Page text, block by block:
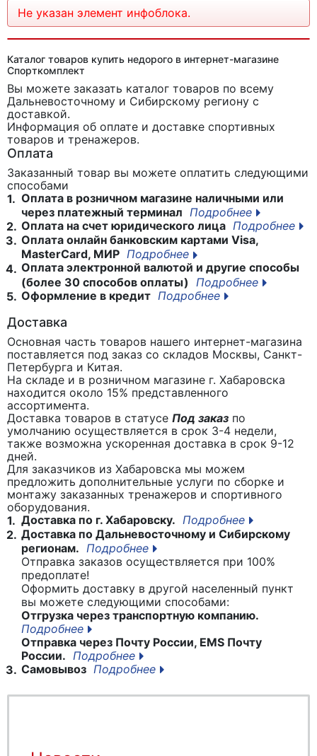
Не указан элемент инфоблока.
Каталог товаров купить недорого в интернет-магазине
Спорткомплект
Вы можете заказать каталог товаров по всему
Дальневосточному и Сибирскому региону с
доставкой.
Информация об оплате и доставке спортивных
товаров и тренажеров.
Оплата
Заказанный товар вы можете оплатить следующими
способами
1. Оплата в розничном магазине наличными или
через платежный терминал Подробнее
2. Оплата на счет юридического лица Подробнее
3. Оплата онлайн банковским картами Visa,
MasterCard, МИР Подробнее
4. Оплата электронной валютой и другие способы
(более 30 способов оплаты)
Подробнее
5. Оформление в кредит Подробнее
Доставка
Основная часть товаров нашего интернет-магазина
поставляется под заказ со складов Москвы, Санкт-
Петербурга и Китая.
На складе и в розничном магазине г. Хабаровска
находится около 15% представленного
ассортимента.
Доставка товаров в статусе Под заказ по
умолчанию осуществляется в срок 3-4 недели,
также возможна ускоренная доставка в срок 9-12
дней.
Для заказчиков из Хабаровска мы можем
предложить дополнительные услуги по сборке и
монтажу заказанных тренажеров и спортивного
оборудования.
1. Доставка по г. Хабаровску. Подробнее
2. Доставка по Дальневосточному и Сибирскому
регионам. Подробнее
Отправка заказов осуществляется при 100%
предоплате!
Оформить доставку в другой населенный пункт
вы можете следующими способами:
Отгрузка через транспортную компанию.
Подробнее
Отправка через Почту России, EMS Почту
России. Подробнее
3. Самовывоз Подробнее